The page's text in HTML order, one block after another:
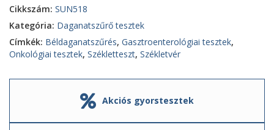
Cikkszám: SUN518
Kategória: Daganatszűrő tesztek
Címkék: Béldaganatszűrés, Gasztroenterológiai tesztek,
Onkológiai tesztek, Székletteszt, Székletvér
Akciós gyorstesztek